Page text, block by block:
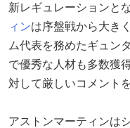
新レギュレーションと
ィンは序盤戦から大き
ム代表を務めたギュン
で優秀な人材も多数獲
対して厳しいコメント
アストンマーティンは